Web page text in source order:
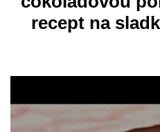
recept na